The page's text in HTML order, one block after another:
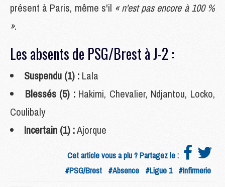
présent à Paris, même s'il « n'est pas encore à 100 %
».
Les absents de PSG/Brest à J-2 :
Suspendu (1) : Lala
Blessés (5) : Hakimi, Chevalier, Ndjantou, Locko,
Coulibaly
Incertain (1) :Ajorque
Cet article vous a plu ? Partagez le :
#PSG/Brest #Absence #Ligue 1 #Infirmerie